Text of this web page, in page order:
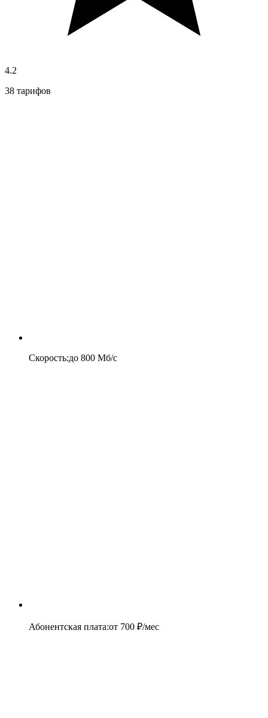
4.2
38 тарифов
Скорость:до 800 Мб/c
Абонентская плата:от 700 ₽/мес